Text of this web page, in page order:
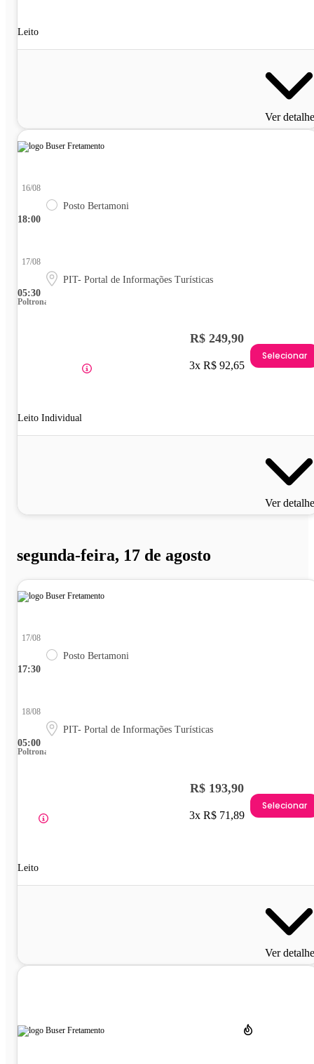
Leito
Ver
18:00
16/08
Posto Bertamoni
05:30
17/08
PIT- Portal de Informações Turísticas
Poltrona
Leito Individual
R$ 249,90
3x R$ 92,65
Selecionar
Ver
segunda-feira, 17 de agosto
17:30
17/08
Posto Bertamoni
05:00
18/08
PIT- Portal de Informações Turísticas
Poltrona
Leito
R$ 193,90
3x R$ 71,89
Selecionar
Ver